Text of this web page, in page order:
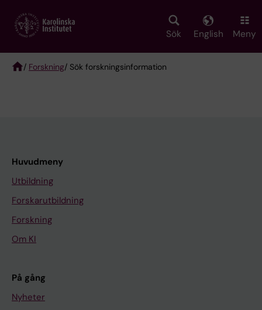
main
Sök English Meny
/ Forskning/ Sök forskningsinformation
Huvudmeny
Utbildning
Forskarutbildning
Forskning
Om KI
På gång
Nyheter